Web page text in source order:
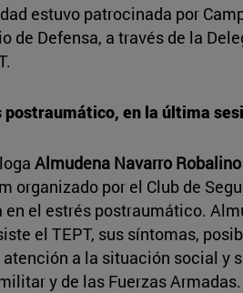
estuvo patrocinada por
de Defensa, a través de la
postraumático, en la última
Almudena Navarro Robalino
organizado por el Club de
en el estrés postraumático.
el TEPT, sus síntomas,
a la situación social y
y de las Fuerzas Armadas.